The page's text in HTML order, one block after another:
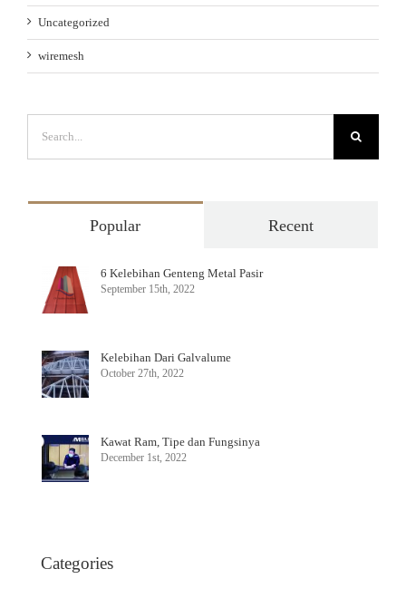
Uncategorized
wiremesh
for:
Popular Recent
6 Kelebihan Genteng Metal Pasir
September 15th, 2022
Kelebihan Dari Galvalume
October 27th, 2022
Kawat Ram, Tipe dan Fungsinya
December 1st, 2022
Categories